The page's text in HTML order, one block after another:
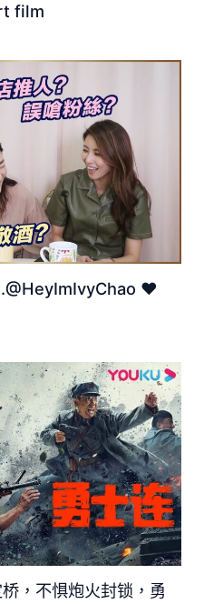
film
♥
，不惧炮火封锁，勇